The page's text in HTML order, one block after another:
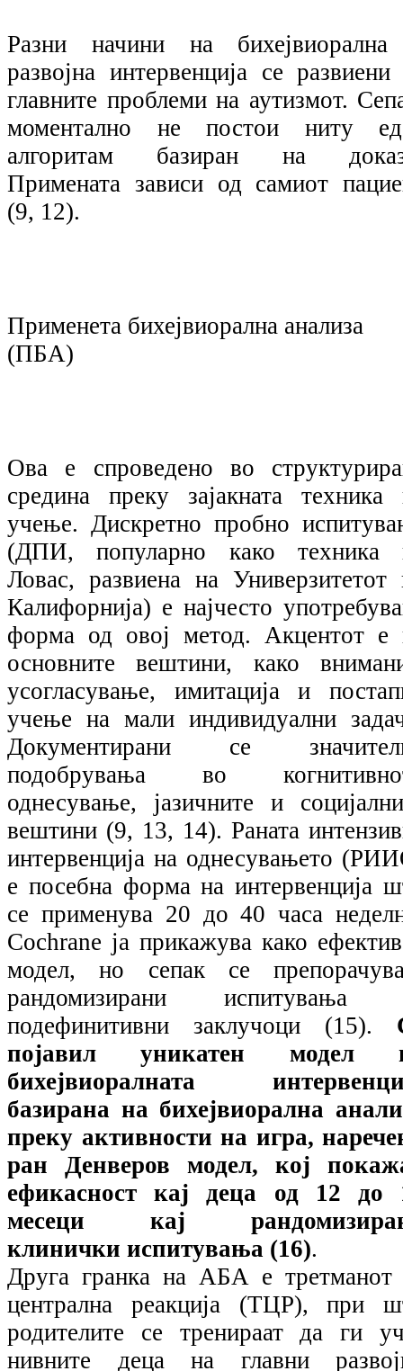
Разни начини на
развојна интервенција се развиени
главните проблеми на аутизмот.
моментално не постои ниту
алгоритам базиран на
Примената зависи од самиот
(9, 12).
Применета бихејвиорална анализа
(ПБА)
Ова е спроведено во
средина преку зајакната техника
учење. Дискретно пробно
(ДПИ, популарно како техника
Ловас, развиена на Универзитетот
Калифорнија) е најчесто
форма од овој метод. Акцентот е
основните вештини, како
усогласување, имитација и
учење на мали индивидуални
Документирани се
подобрувања во
однесување, јазичните и
вештини (9, 13, 14). Раната
интервенција на однесувањето
е посебна форма на интервенција
се применува 20 до 40 часа
Cochrane ја прикажува како
модел, но сепак се
рандомизирани испитувања
подефинитивни заклучоци (15).
појавил уникатен модел
бихејвиоралната
базирана на бихејвиорална
преку активности на игра,
ран Денверов модел, кој
ефикасност кај деца од 12 до
месеци кај
клинички испитувања (16).
Друга гранка на АБА е третманот
централна реакција (ТЦР), при
родителите се тренираат да ги
нивните деца на главни